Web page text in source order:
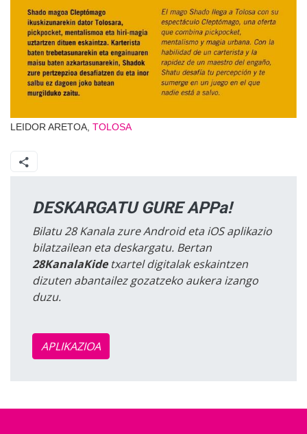
LEIDOR ARETOA, TOLOSA
DESKARGATU GURE APPa!
Bilatu 28 Kanala zure Android eta iOS aplikazio
bilatzailean eta deskargatu. Bertan
28KanalaKidetxartel digitalak eskaintzen
dizuten abantailez gozatzeko aukera izango
duzu.
APLIKAZIOA